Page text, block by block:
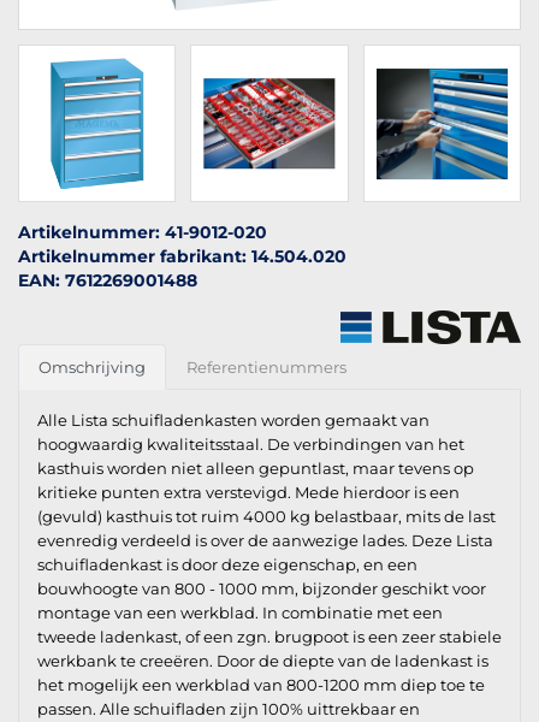
Artikelnummer: 41-9012-020
Artikelnummer fabrikant: 14.504.020
EAN: 7612269001488
Omschrijving Referentienummers
Alle Lista schuifladenkasten worden gemaakt van
hoogwaardig kwaliteitsstaal. De verbindingen van het
kasthuis worden niet alleen gepuntlast, maar tevens op
kritieke punten extra verstevigd. Mede hierdoor is een
(gevuld) kasthuis tot ruim 4000 kg belastbaar, mits de last
evenredig verdeeld is over de aanwezige lades. Deze Lista
schuifladenkast is door deze eigenschap, en een
bouwhoogte van 800 - 1000 mm, bijzonder geschikt voor
montage van een werkblad. In combinatie met een
tweede ladenkast, of een zgn. brugpoot is een zeer stabiele
werkbank te creeëren. Door de diepte van de ladenkast is
het mogelijk een werkblad van 800-1200 mm diep toe te
passen. Alle schuifladen zijn 100% uittrekbaar en